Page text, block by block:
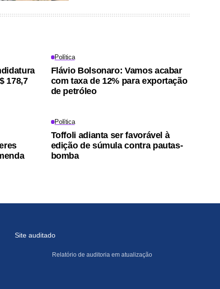
178,7
Política
Flávio Bolsonaro: Vamos acabar
com taxa de 12% para exportação
de petróleo
Política
Toffoli adianta ser favorável à
edição de súmula contra pautas-
bomba
Site auditado
Relatório de auditoria em atualização